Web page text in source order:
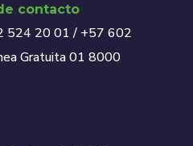
contacto
524 20 01 / +57 602
Gratuita 01 8000